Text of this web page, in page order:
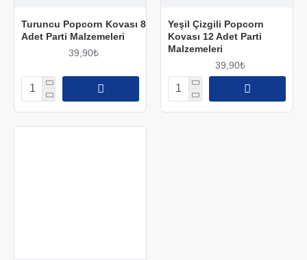
Turuncu Popcorn Kovası 8
Adet Parti Malzemeleri
39,90₺
Yeşil Çizgili Popcorn
Kovası 12 Adet Parti
Malzemeleri
39,90₺